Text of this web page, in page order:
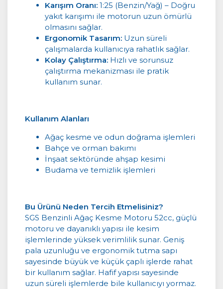
Karışım Oranı: 1:25 (Benzin/Yağ) – Doğru
yakıt karışımı ile motorun uzun ömürlü
olmasını sağlar.
Ergonomik Tasarım: Uzun süreli
çalışmalarda kullanıcıya rahatlık sağlar.
Kolay Çalıştırma: Hızlı ve sorunsuz
çalıştırma mekanizması ile pratik
kullanım sunar.
Kullanım Alanları
Ağaç kesme ve odun doğrama işlemleri
Bahçe ve orman bakımı
İnşaat sektöründe ahşap kesimi
Budama ve temizlik işlemleri
Bu Ürünü Neden Tercih Etmelisiniz?
SGS Benzinli Ağaç Kesme Motoru 52cc, güçlü
motoru ve dayanıklı yapısı ile kesim
işlemlerinde yüksek verimlilik sunar. Geniş
pala uzunluğu ve ergonomik tutma sapı
sayesinde büyük ve küçük çaplı işlerde rahat
bir kullanım sağlar. Hafif yapısı sayesinde
uzun süreli işlemlerde bile kullanıcıyı yormaz.